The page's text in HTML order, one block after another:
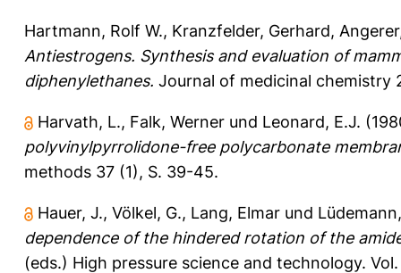
Hartmann, Rolf W., Kranzfelder, Gerhard,
Antiestrogens. Synthesis and evaluation of
diphenylethanes. Journal of medicinal chemistry
Harvath, L., Falk, Werner und Leonard, E.J.
polyvinylpyrrolidone-free polycarbonate
methods 37 (1), S. 39-45.
Hauer, J., Völkel, G., Lang, Elmar und
dependence of the hindered rotation of the
(eds.) High pressure science and technology.